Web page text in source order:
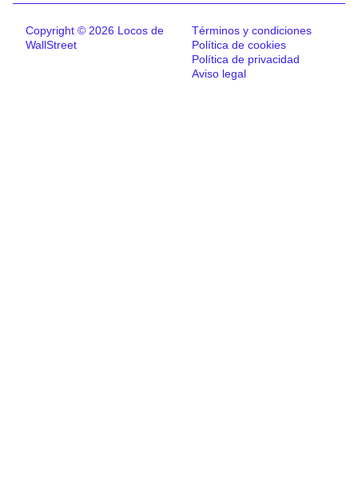
Copyright © 2026 Locos de
WallStreet
Términos y condiciones
Política de cookies
Política de privacidad
Aviso legal